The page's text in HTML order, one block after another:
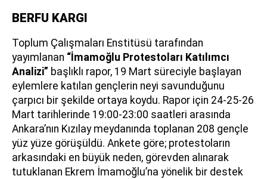
BERFU KARGI
Toplum Çalışmaları Enstitüsü tarafından
yayımlanan “İmamoğlu Protestoları Katılımcı
Analizi” başlıklı rapor, 19 Mart süreciyle başlayan
eylemlere katılan gençlerin neyi savunduğunu
çarpıcı bir şekilde ortaya koydu. Rapor için 24-25-26
Mart tarihlerinde 19:00-23:00 saatleri arasında
Ankara’nın Kızılay meydanında toplanan 208 gençle
yüz yüze görüşüldü. Ankete göre; protestoların
arkasındaki en büyük neden, görevden alınarak
tutuklanan Ekrem İmamoğlu’na yönelik bir destek